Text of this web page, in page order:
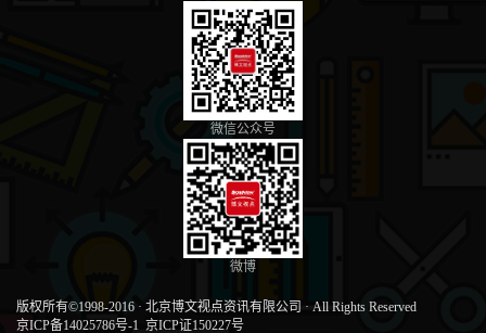
微信公众号
微博
版权所有©1998-2016 · 北京博文视点资讯有限公司 · All Rights Reserved
京ICP备14025786号-1 京ICP证150227号